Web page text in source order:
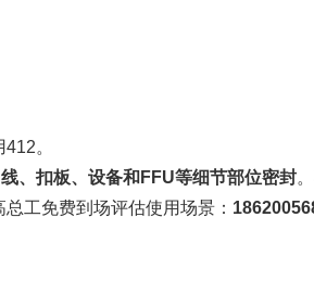
。
、扣板、设备和FFU等细节部位密封
工免费到场评估使用场景：